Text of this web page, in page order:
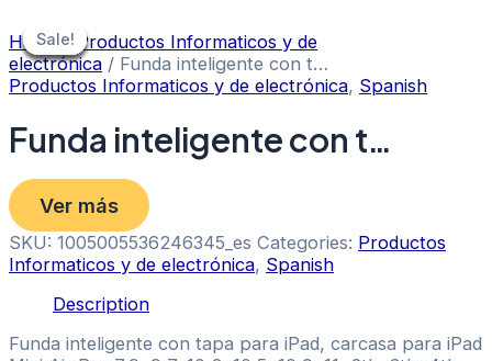
to
content
Sale!
Home/ Productos Informaticos y de
electrónica / Funda inteligente con t…
Productos Informaticos y de electrónica, Spanish
Funda inteligente con t…
Ver más
SKU: 1005005536246345_es Categories: Productos
Informaticos y de electrónica, Spanish
Description
Funda inteligente con tapa para iPad, carcasa para iPad
Sale!
Sale!
Sale!
Sale!
Sale!
Sale!